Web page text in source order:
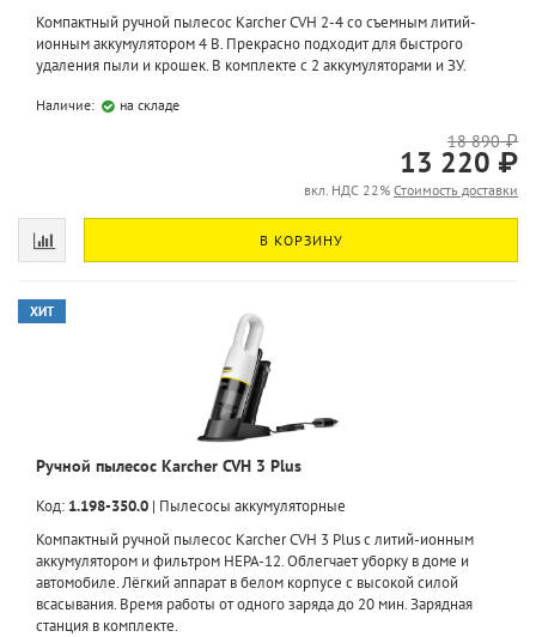
Компактный ручной пылесос Karcher CVH 2-4 со съемным литий-
ионным аккумулятором 4 B. Прекрасно подходит для быстрого
удаления пыли и крошек. В комплекте с 2 аккумуляторами и ЗУ.
Наличие: на складе
18 890 ₽
13 220 ₽
вкл. НДС 22% Стоимость доставки
В КОРЗИНУ
ХИТ
Ручной пылесос Karcher CVH 3 Plus
Код: 1.198-350.0 | Пылесосы аккумуляторные
Компактный ручной пылесос Karcher CVH 3 Plus с литий-ионным
аккумулятором и фильтром HEPA-12. Облегчает уборку в доме и
автомобиле. Лёгкий аппарат в белом корпусе с высокой силой
всасывания. Время работы от одного заряда до 20 мин. Зарядная
станция в комплекте.